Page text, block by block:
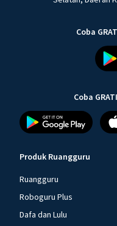
Coba
Coba
Produk Ruangguru
Ruangguru
Roboguru Plus
Dafa dan Lulu